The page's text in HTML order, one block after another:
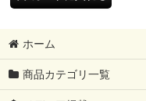
ホーム
商品カテゴリ一覧